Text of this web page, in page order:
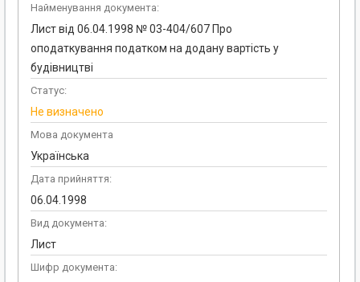
Найменування документа:
Лист від 06.04.1998 № 03-404/607 Про
оподаткування податком на додану вартість у
будівництві
Статус:
Не визначено
Мова документа
Українська
Дата прийняття:
06.04.1998
Вид документа:
Лист
Шифр документа: